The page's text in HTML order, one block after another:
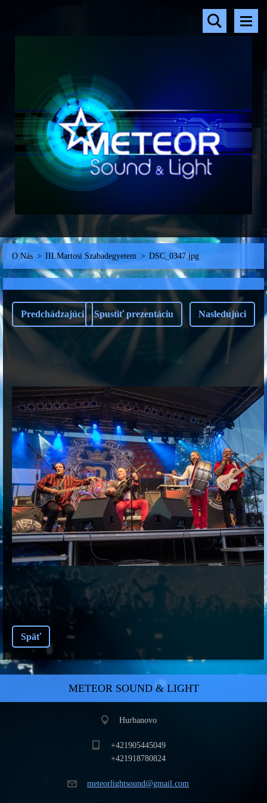
O Nás > III.Martosi Szabadegyetem > DSC_0347.jpg
Predchádzajúci Spustiť prezentáciu Nasledujúci
Späť
METEOR SOUND & LIGHT
Hurbanovo
+421905445049
+421918780824
meteorlightsound@gmail.com